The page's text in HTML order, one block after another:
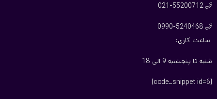

021-55200712

0990-5240468
ساعت کاری:
شنبه تا پنجشنبه 9 الی 18
[code_snippet id=6]